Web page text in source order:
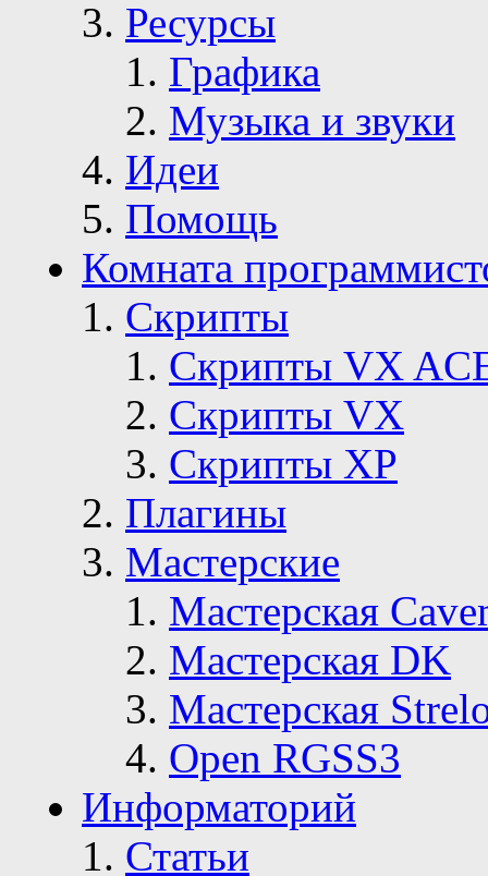
Ресурсы
Графика
Музыка и звуки
Идеи
Помощь
Комната
Скрипты
Скрипты VX
Скрипты VX
Скрипты ХР
Плагины
Мастерские
Мастерская
Мастерская DK
Мастерская
Open RGSS3
Информаторий
Статьи